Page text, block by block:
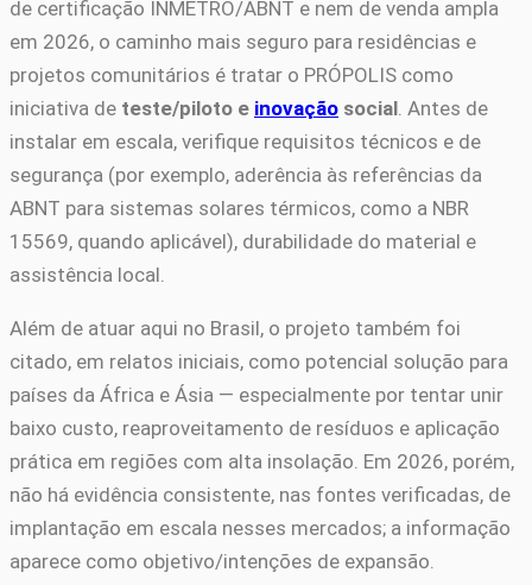
de certificação INMETRO/ABNT e nem de venda ampla
em 2026, o caminho mais seguro para residências e
projetos comunitários é tratar o PRÓPOLIS como
iniciativa de teste/piloto e inovação social . Antes de
instalar em escala, verifique requisitos técnicos e de
segurança (por exemplo, aderência às referências da
ABNT para sistemas solares térmicos, como a NBR
15569, quando aplicável), durabilidade do material e
assistência local.
Além de atuar aqui no Brasil, o projeto também foi
citado, em relatos iniciais, como potencial solução para
países da África e Ásia — especialmente por tentar unir
baixo custo, reaproveitamento de resíduos e aplicação
prática em regiões com alta insolação. Em 2026, porém,
não há evidência consistente, nas fontes verificadas, de
implantação em escala nesses mercados; a informação
aparece como objetivo/intenções de expansão.